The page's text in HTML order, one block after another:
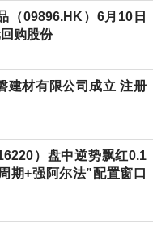
（09896.HK）6月10日
购股份
建材有限公司成立 注册
）盘中逆势飘红0.1
期+强阿尔法”配置窗口